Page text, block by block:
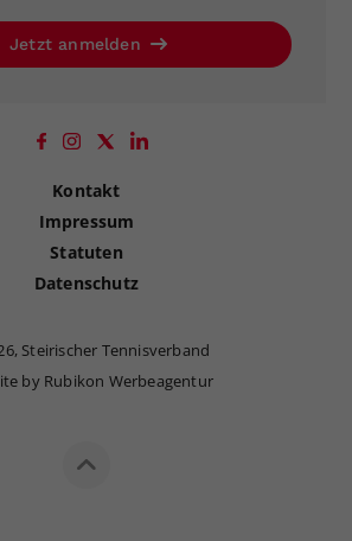
Jetzt anmelden
Kontakt
Impressum
Statuten
Datenschutz
Steirischer Tennisverband
by Rubikon Werbeagentur